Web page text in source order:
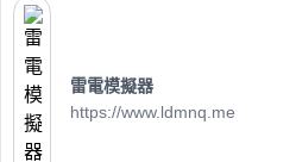
雷電模擬器
https://www.ldmnq.me